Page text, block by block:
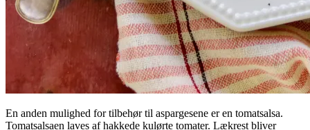
En anden mulighed for tilbehør til aspargesene er en tomatsalsa.
Tomatsalsaen laves af hakkede kulørte tomater. Lækrest bliver